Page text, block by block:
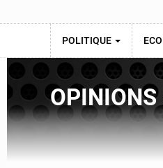
POLITIQUE
OPINIONS